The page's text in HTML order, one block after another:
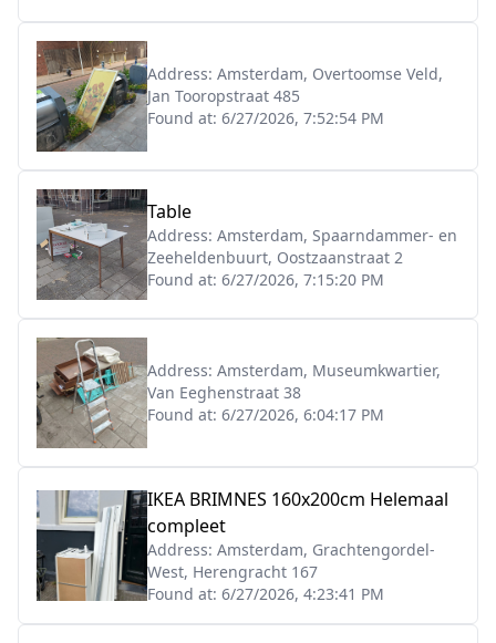
Address: Amsterdam, Overtoomse Veld,
Jan Tooropstraat 485
Found at: 6/27/2026, 7:52:54 PM
Table
Address: Amsterdam, Spaarndammer- en
Zeeheldenbuurt, Oostzaanstraat 2
Found at: 6/27/2026, 7:15:20 PM
Address: Amsterdam, Museumkwartier,
Van Eeghenstraat 38
Found at: 6/27/2026, 6:04:17 PM
IKEA BRIMNES 160x200cm Helemaal
compleet
Address: Amsterdam, Grachtengordel-
West, Herengracht 167
Found at: 6/27/2026, 4:23:41 PM